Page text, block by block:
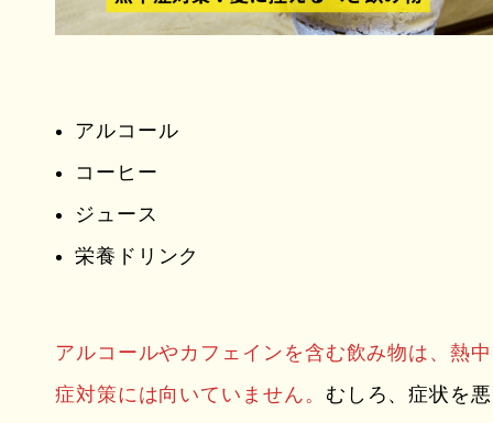
アルコール
コーヒー
ジュース
栄養ドリンク
アルコールやカフェインを含む飲み物は、熱中
症対策には向いていません。 むしろ、症状を悪